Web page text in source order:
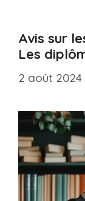
Avis sur
Les
2 août 2024